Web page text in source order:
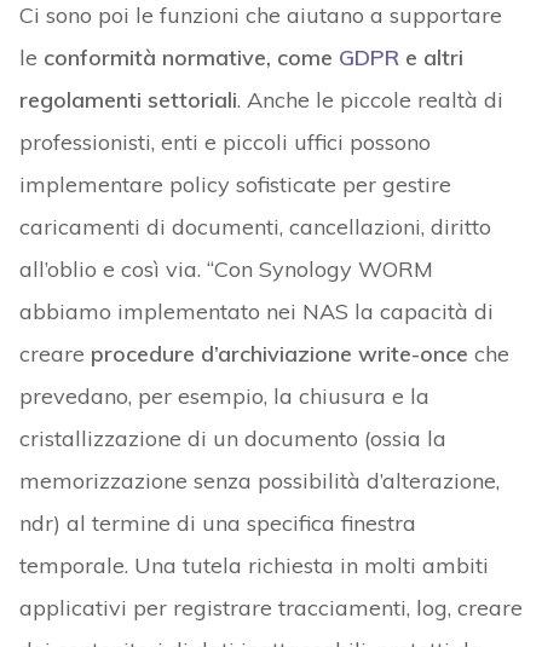
Ci sono poi le funzioni che aiutano a supportare
le conformità normative, come GDPRe altri
regolamenti settoriali. Anche le piccole realtà di
professionisti, enti e piccoli uffici possono
implementare policy sofisticate per gestire
caricamenti di documenti, cancellazioni, diritto
all’oblio e così via. “Con Synology WORM
abbiamo implementato nei NAS la capacità di
creare procedure d’archiviazione write-once che
prevedano, per esempio, la chiusura e la
cristallizzazione di un documento (ossia la
memorizzazione senza possibilità d’alterazione,
ndr) al termine di una specifica finestra
temporale. Una tutela richiesta in molti ambiti
applicativi per registrare tracciamenti, log, creare